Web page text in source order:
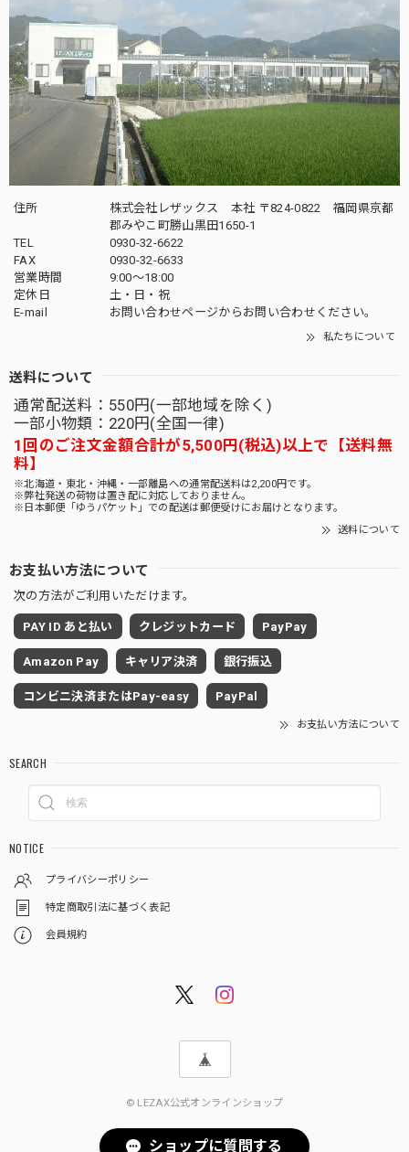
住所
株式会社レザックス 本社 〒824-0822 福岡県京都
郡みやこ町勝山黒田1650-1
TEL
0930-32-6622
FAX
0930-32-6633
営業時間
9:00〜18:00
定休日
土・日・祝
E-mail
お問い合わせページからお問い合わせください。
私たちについて
送料について
通常配送料：550円(一部地域を除く)
一部小物類：220円(全国一律)
1回のご注文金額合計が5,500円(税込)以上で【送料無
料】
※北海道・東北・沖縄・一部離島への通常配送料は2,200円です。
※弊社発送の荷物は置き配に対応しておりません。
※日本郵便「ゆうパケット」での配送は郵便受けにお届けとなります。
送料について
お支払い方法について
次の方法がご利用いただけます。
PAY ID あと払い クレジットカード PayPay
Amazon Pay キャリア決済 銀行振込
コンビニ決済またはPay-easy PayPal
お支払い方法について
SEARCH
NOTICE
プライバシーポリシー
特定商取引法に基づく表記
会員規約
© LEZAX公式オンラインショップ
ショップに質問する